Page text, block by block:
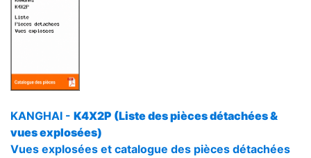
KANGHAI - K4X2P (Liste des pièces détachées &
vues explosées)
Vues explosées et catalogue des pièces détachées